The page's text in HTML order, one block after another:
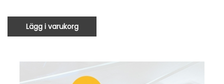
Lägg i varukorg